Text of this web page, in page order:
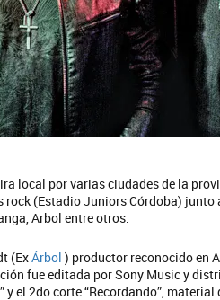
local por varias ciudades de la
rock (Estadio Juniors Córdoba)
Arbol entre otros.
(ExÁrbol ) productor reconocido en
fue editada por Sony Music y
el 2do corte “Recordando”,